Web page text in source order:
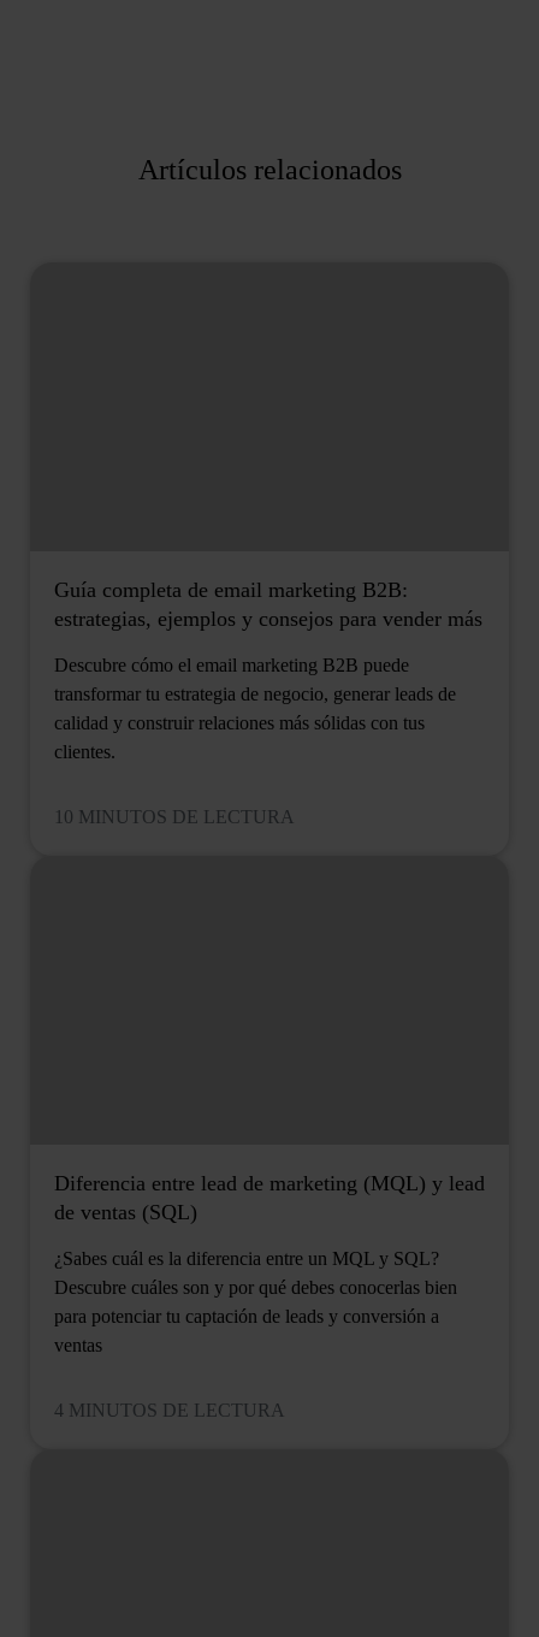
Artículos relacionados
Guía completa de email marketing B2B:
estrategias, ejemplos y consejos para vender más
Descubre cómo el email marketing B2B puede
transformar tu estrategia de negocio, generar leads de
calidad y construir relaciones más sólidas con tus
clientes.
10 MINUTOS DE LECTURA
Diferencia entre lead de marketing (MQL) y lead
de ventas (SQL)
¿Sabes cuál es la diferencia entre un MQL y SQL?
Descubre cuáles son y por qué debes conocerlas bien
para potenciar tu captación de leads y conversión a
ventas
4 MINUTOS DE LECTURA